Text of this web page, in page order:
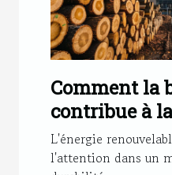
Comment la
contribue à
d'emplois
énergétique
L'énergie
l'attention dans un